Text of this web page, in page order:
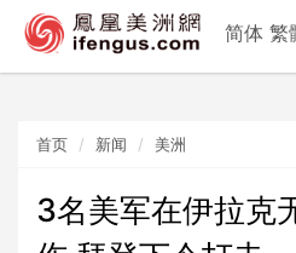
首页 新闻 美洲
3名美军在伊拉克
简体 繁